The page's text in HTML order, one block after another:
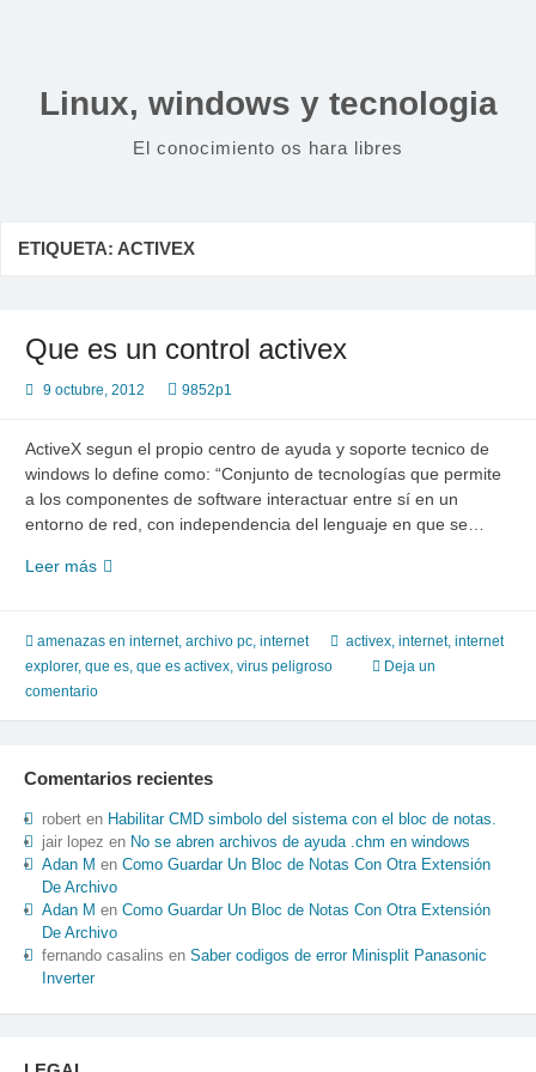
Linux, windows y tecnologia
El conocimiento os hara libres
ETIQUETA: ACTIVEX
Que es un control activex
9 octubre, 2012 9852p1
ActiveX segun el propio centro de ayuda y soporte tecnico de
windows lo define como: “Conjunto de tecnologías que permite
a los componentes de software interactuar entre sí en un
entorno de red, con independencia del lenguaje en que se…
Leer másQue
control
activex
amenazas en internet, archivo pc, internet activex, internet, internet
explorer, que es, que es activex, virus peligroso
Deja un
comentario
Comentarios recientes
roberten Habilitar CMD simbolo del sistema con el bloc de notas.
jair lopez en No se abren archivos de ayuda .chm en windows
Adan M en Como Guardar Un Bloc de Notas Con Otra Extensión
De Archivo
Adan M en Como Guardar Un Bloc de Notas Con Otra Extensión
De Archivo
fernando casalins en Saber codigos de error Minisplit Panasonic
Inverter